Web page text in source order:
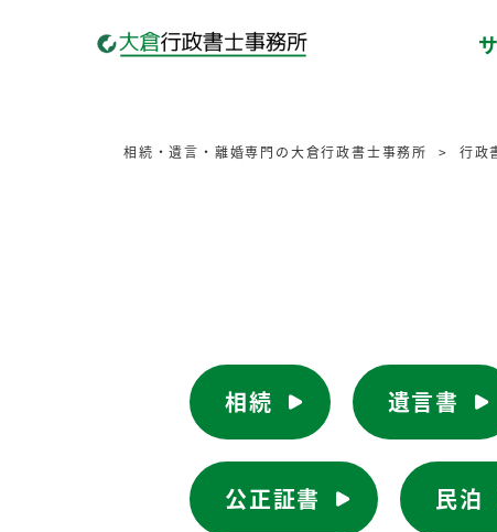
相続・遺言・離婚専門の大倉行政書士事務所 行政
相続 遺言書
公正証書 民泊